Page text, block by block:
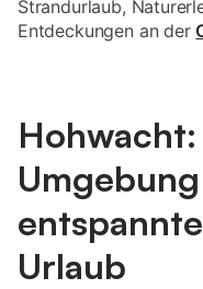
Strandurlaub,
Entdeckungen an der
Urlaub